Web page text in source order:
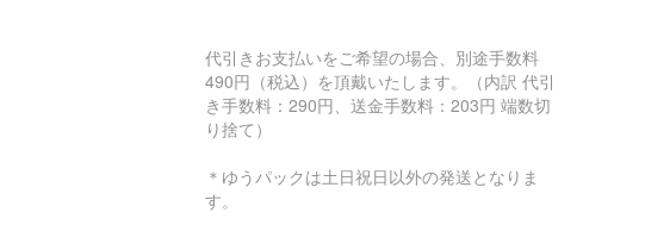
代引きお支払いをご希望の場合、別途手数料
490円（税込）を頂戴いたします。（内訳 代引
き手数料：290円、送金手数料：203円 端数切
り捨て）
＊ゆうパックは土日祝日以外の発送となりま
す。